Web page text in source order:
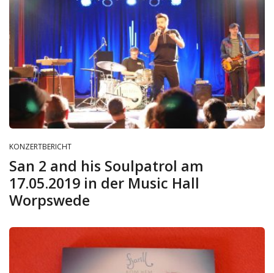
KONZERTBERICHT
San 2 and his Soulpatrol am
17.05.2019 in der Music Hall
Worpswede